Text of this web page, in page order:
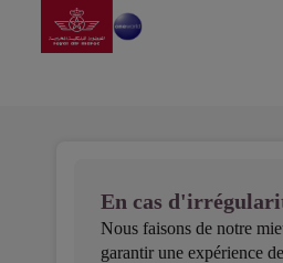
Saut au contenu principal
Aller à la
En cas
Nous faisons de notre
garantir une expérience